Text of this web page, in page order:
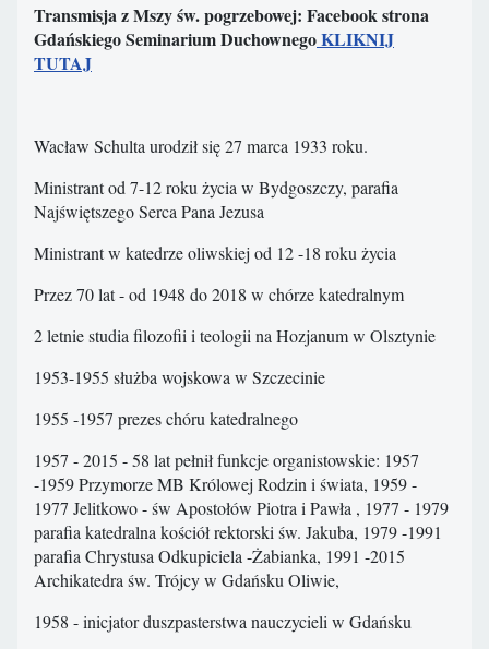
Transmisja z Mszy św. pogrzebowej: Facebook strona
Gdańskiego Seminarium DuchownegoKLIKNIJ
TUTAJ
Wacław Schulta urodził się 27 marca 1933 roku.
Ministrant od 7-12 roku życia w Bydgoszczy, parafia
Najświętszego Serca Pana Jezusa
Ministrant w katedrze oliwskiej od 12 -18 roku życia
Przez 70 lat - od 1948 do 2018 w chórze katedralnym
2 letnie studia filozofii i teologii na Hozjanum w Olsztynie
1953-1955 służba wojskowa w Szczecinie
1955 -1957 prezes chóru katedralnego
1957 - 2015 - 58 lat pełnił funkcje organistowskie: 1957
-1959 Przymorze MB Królowej Rodzin i świata, 1959 -
1977 Jelitkowo - św Apostołów Piotra i Pawła , 1977 - 1979
parafia katedralna kościół rektorski św. Jakuba, 1979 -1991
parafia Chrystusa Odkupiciela -Żabianka, 1991 -2015
Archikatedra św. Trójcy w Gdańsku Oliwie,
1958 - inicjator duszpasterstwa nauczycieli w Gdańsku